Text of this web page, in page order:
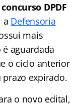
concurso DPDF
a Defensoria
mais
aguardada
o ciclo anterior
prazo expirado.
o novo edital,